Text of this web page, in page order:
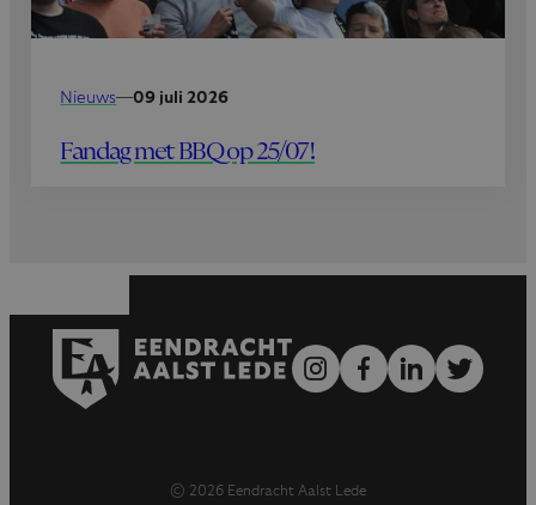
Nieuws—09 juli 2026
Fandag met BBQ op 25/07!
© 2026 Eendracht Aalst Lede